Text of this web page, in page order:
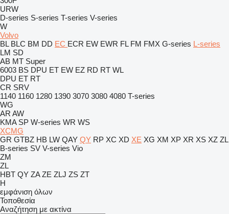
URW
D-series S-series T-series V-series
W
Volvo
BL BLC BM DD EC ECR EW EWR FL FM FMX G-series L-series
LM SD
AB MT Super
6003 BS DPU ET EW EZ RD RT WL
DPU ET RT
CR SRV
1140 1160 1280 1390 3070 3080 4080 T-series
WG
AR AW
KMA SP W-series WR WS
XCMG
GR GTBZ HB LW QAY QY RP XC XD XE XG XM XP XR XS XZ ZL
B-series SV V-series Vio
ZM
ZL
HBT QY ZA ZE ZLJ ZS ZT
H
εμφάνιση όλων
Τοποθεσία
Αναζήτηση με ακτίνα